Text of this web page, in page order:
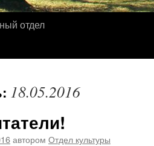
отдел
18.05.2016
автором Отдел культуры